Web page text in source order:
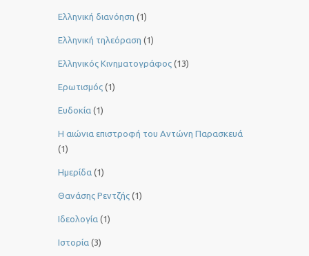
Ελληνική διανόηση (1)
Ελληνική τηλεόραση (1)
Ελληνικός Κινηματογράφος (13)
Ερωτισμός (1)
Ευδοκία (1)
Η αιώνια επιστροφή του Αντώνη Παρασκευά
(1)
Ημερίδα (1)
Θανάσης Ρεντζής (1)
Ιδεολογία (1)
Ιστορία (3)